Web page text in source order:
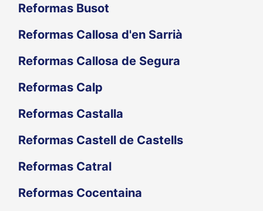
Reformas Busot
Reformas Callosa d'en Sarrià
Reformas Callosa de Segura
Reformas Calp
Reformas Castalla
Reformas Castell de Castells
Reformas Catral
Reformas Cocentaina